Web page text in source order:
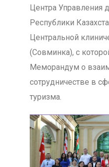
Центра Управления
Республики
Центральной
(Совминка), с
Меморандум о
сотрудничестве в
туризма.